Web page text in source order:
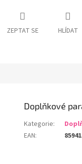
ZEPTAT SE HLÍDAT
Doplňkové
Kategorie:
EAN: